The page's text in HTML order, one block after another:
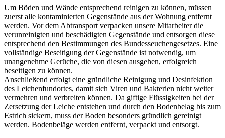
Um Böden und Wände entsprechend reinigen zu können, müssen
zuerst alle kontaminierten Gegenstände aus der Wohnung entfernt
werden. Vor dem Abtransport verpacken unsere Mitarbeiter die
verunreinigten und beschädigten Gegenstände und entsorgen diese
entsprechend den Bestimmungen des Bundesseuchengesetzes. Eine
vollständige Beseitigung der Gegenstände ist notwendig, um
unangenehme Gerüche, die von diesen ausgehen, erfolgreich
beseitigen zu können.
Anschließend erfolgt eine gründliche Reinigung und Desinfektion
des Leichenfundortes, damit sich Viren und Bakterien nicht weiter
vermehren und verbreiten können. Da giftige Flüssigkeiten bei der
Zersetzung der Leiche entstehen und durch den Bodenbelag bis zum
Estrich sickern, muss der Boden besonders gründlich gereinigt
werden. Bodenbeläge werden entfernt, verpackt und entsorgt.